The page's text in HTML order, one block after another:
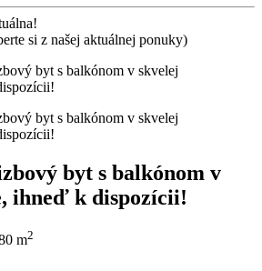
si z našej aktuálnej ponuky)
byt s balkónom v
ihneď k dispozícii!
m2